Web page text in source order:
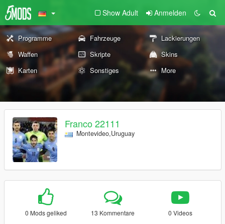
Show Adult Anmelden
Programme Fahrzeuge
Lackierungen
Waffen
Skripte
Skins
Karten
Sonstiges More
Franco 22111
Montevideo,Uruguay
0 Mods geliked 13 Kommentare 0 Videos